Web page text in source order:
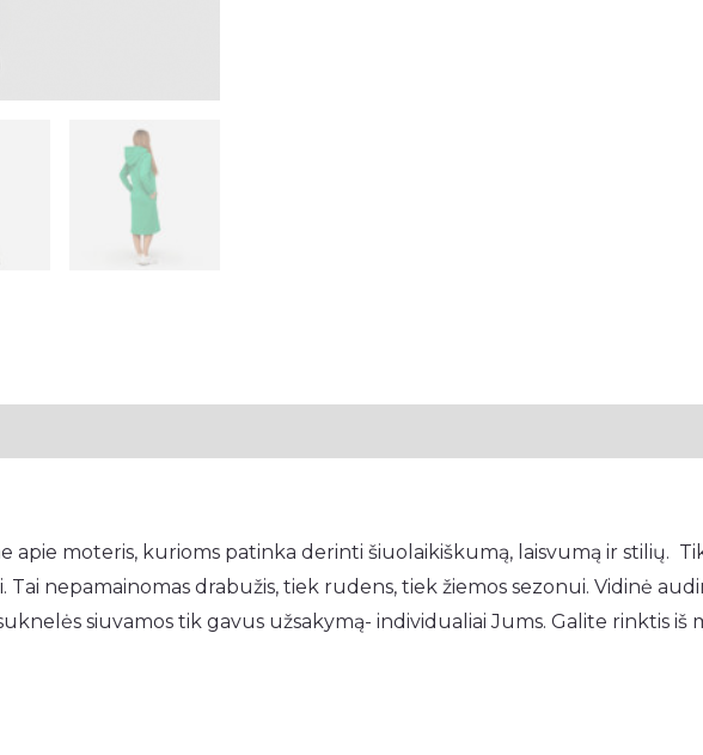
apie moteris, kurioms patinka derinti šiuolaikiškumą, laisvumą ir stilių.
nepamainomas drabužis, tiek rudens, tiek žiemos sezonui. Vidinė
siuvamos tik gavus užsakymą- individualiai Jums. Galite rinktis iš